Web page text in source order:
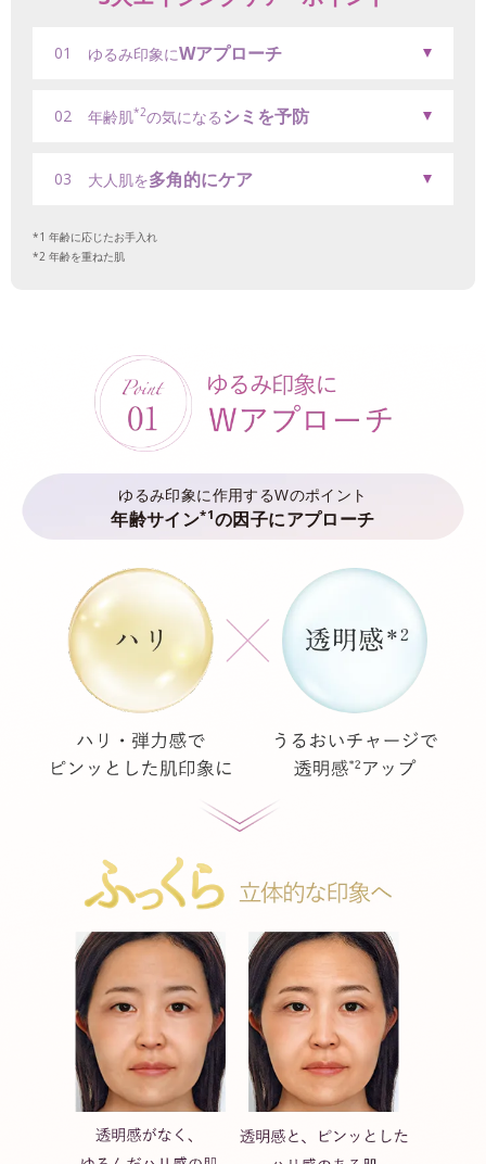
01 ゆるみ印象にWアプローチ
02 年齢肌*2の気になる シミを予防
03 大人肌を多角的にケア
年齢に応じたお手入れ
年齢を重ねた肌
ゆるみ印象に作用するWのポイント
年齢サイン*1の因子にアプローチ